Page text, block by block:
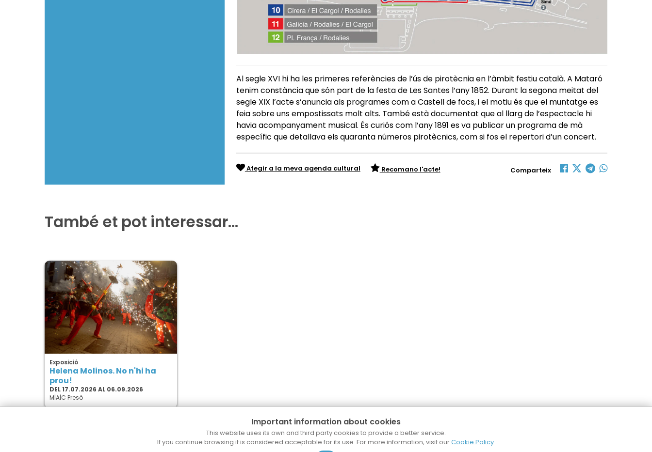
Al segle XVI hi ha les primeres referències de l’ús de pirotècnia en l’àmbit festiu català. A Mataró
tenim constància que són part de la festa de Les Santes l’any 1852. Durant la segona meitat del
segle XIX l’acte s’anuncia als programes com a Castell de focs, i el motiu és que el muntatge es
feia sobre uns empostissats molt alts. També està documentat que al llarg de l’espectacle hi
havia acompanyament musical. És curiós com l’any 1891 es va publicar un programa de mà
específic que detallava els quaranta números pirotècnics, com si fos el repertori d’un concert.
Afegir a la meva agenda cultural Recomano l'acte! Comparteix
També et pot interessar…
Exposició
Helena Molinos. No n'hi ha
prou!
DEL 17.07.2026 AL 06.09.2026
M|A|C Presó
Important information about cookies
This website uses its own and third party cookies to provide a better service.
If you continue browsing it is considered acceptable for its use. For more information, visit ourCookie Policy.